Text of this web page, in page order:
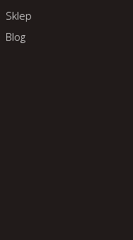
Sklep
Blog